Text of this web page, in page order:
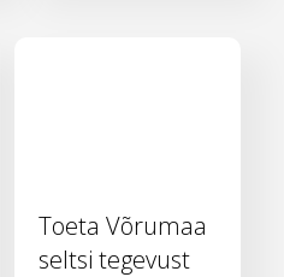
Toeta Võrumaa
seltsi tegevust